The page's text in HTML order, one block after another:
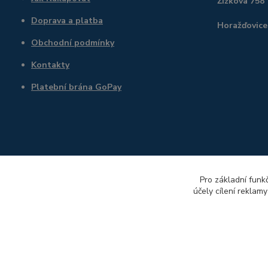
Doprava a platba
Obchodní podmínky
Kontakty
Platební brána GoPay
Pro základní
účely cílení